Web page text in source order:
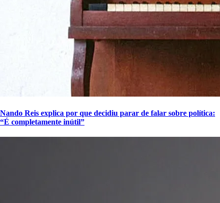
Nando Reis explica por que decidiu parar de falar sobre política:
“É completamente inútil”